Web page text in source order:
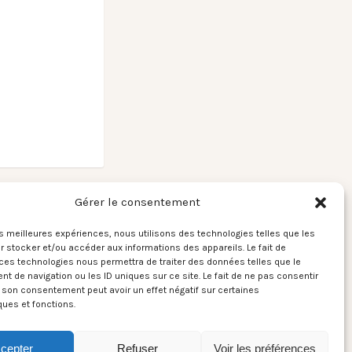
Gérer le consentement
meilleures expériences, nous utilisons des technologies telles que les
stocker et/ou accéder aux informations des appareils. Le fait de
technologies nous permettra de traiter des données telles que le
de navigation ou les ID uniques sur ce site. Le fait de ne pas consentir
son consentement peut avoir un effet négatif sur certaines
et fonctions.
Refuser Voir les préférences
Staat / What